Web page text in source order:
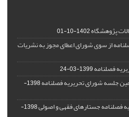
پژوهشگاه1402-10-01
از سوی شورای اعطای مجوز به نشریات
فصلنامه1399-03-24
جلسه شورای تحریریه فصلنامه
1398-
فصلنامه جستارهای فقهی و اصولی
1398-